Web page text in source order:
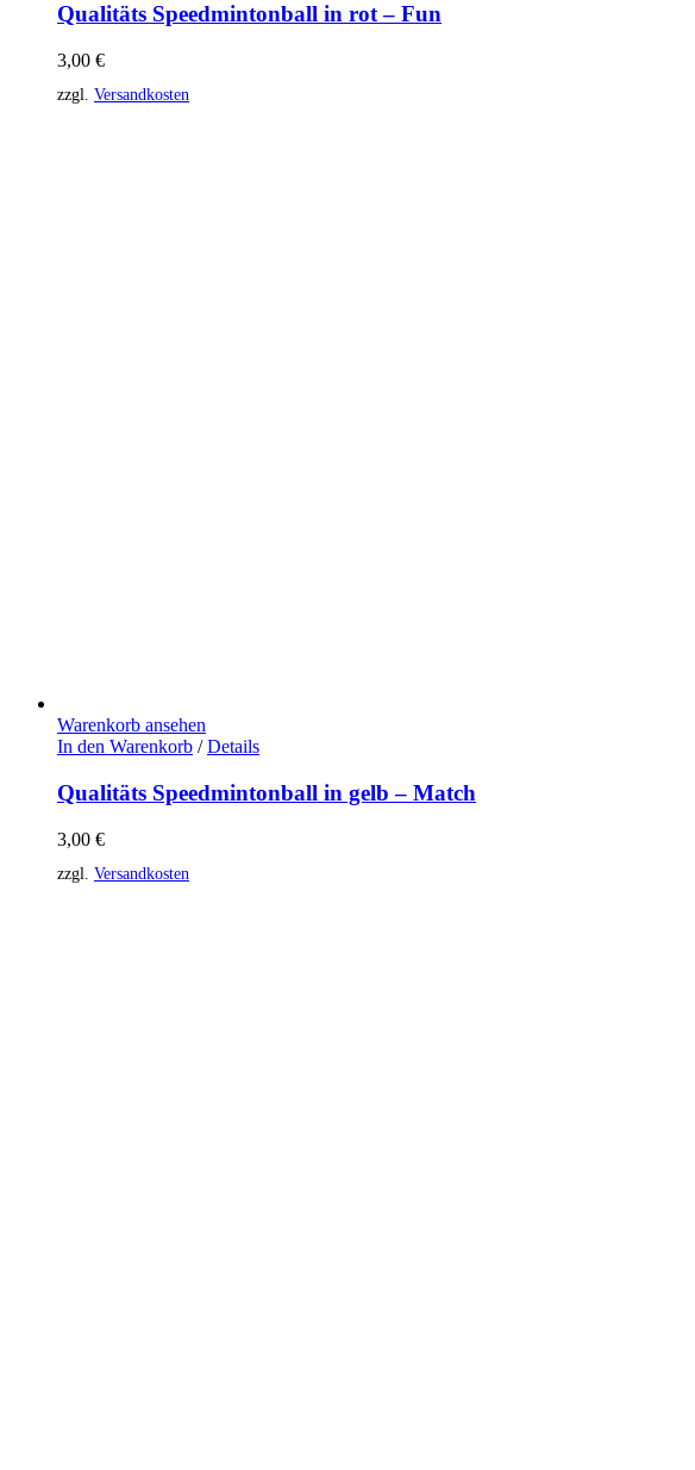
Qualitäts Speedmintonball in rot – Fun
3,00 €
zzgl. Versandkosten
Warenkorb ansehen
In den Warenkorb / Details
Qualitäts Speedmintonball in gelb – Match
3,00 €
zzgl. Versandkosten